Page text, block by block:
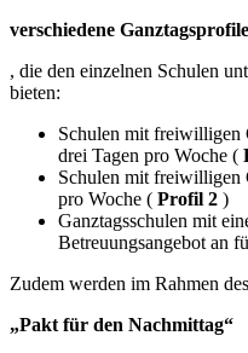
verschiedene Ganztagsprofile
, die den einzelnen Schulen
bieten:
Schulen mit freiwilligen
drei Tagen pro Woche (
Schulen mit freiwilligen
pro Woche ( Profil 2 )
Ganztagsschulen mit
Betreuungsangebot an
Zudem werden im Rahmen
„Pakt für den Nachmittag“